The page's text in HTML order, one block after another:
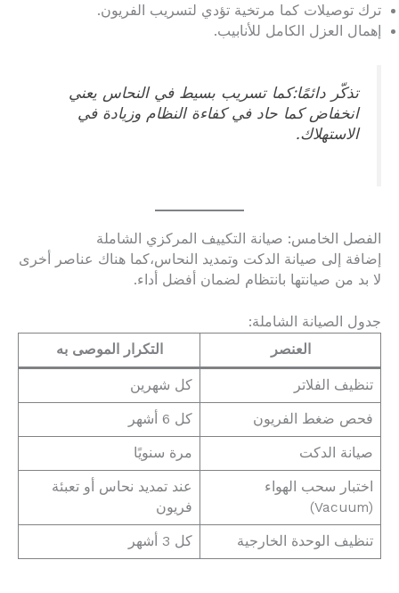
ترك توصيلات كما مرتخية تؤدي لتسريب الفريون.
إهمال العزل الكامل للأنابيب.
تذكّر دائمًا:كما تسريب بسيط في النحاس يعني
انخفاض كما حاد في كفاءة النظام وزيادة في
الاستهلاك.
الفصل الخامس: صيانة التكييف المركزي الشاملة
إضافة إلى صيانة الدكت وتمديد النحاس،كما هناك عناصر أخرى
لا بد من صيانتها بانتظام لضمان أفضل أداء.
جدول الصيانة الشاملة:
العنصر
التكرار الموصى به
تنظيف الفلاتر كل شهرين
فحص ضغط الفريون كل 6 أشهر
صيانة الدكت مرة سنويًا
اختبار سحب الهواء
(Vacuum)
عند تمديد نحاس أو تعبئة
فريون
تنظيف الوحدة الخارجية كل 3 أشهر